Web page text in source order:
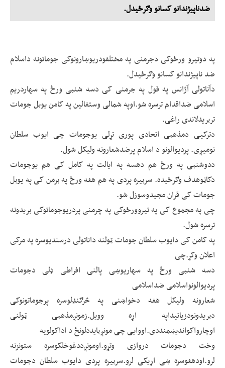
ضدناپیژندانو کسانو وګرځیدل.
په دوتیرو ورځوکی دجرمنی په مختلفودریوښارونوکی جوماتونه داسلام
ضد ناپیژندانو کسانو وګرځیدل.
دآناتولی آژانس په قول په جرمنی کی دسه شنبی ورځ په سهاردریم
اسلامی ضداقدام ترسره شو.اوپه شمالی وستفالین په کامن یوبل جومات
تربریدلاندی راغی.
دترکیی دمذهبی اتحادی پوری تړلی یوجومات چی ایوب سلطان
نومیږی. پردیوالونو د اسلام پرضدشعارونه ولیکل شول.
ددوشنبی په ورځ هم دهسه په ایالت په کامل کی هم یوجومات
دکاڼوهدف وګرځیده. سربیره پردی په هم هغه ورځ په برمن کی په یوبل
جومات کی قران مجیدوسوزل شو.
چی په مجموع کی په تیروورځوکی په چرمنی پردریوجوماتوکی بریدونه
ترسره شول.
په کامن کی دایوب سلطان جومات ټولنه داناتولی درسندیوسره په مرکی
اعلان وکړ.چی
دسه شنبی ورځ په سهاریوښی پالنی افراطی ډلی دجومات
پردیوالونواسلامی ضداسلامی
شعارونه ولیکل هغه دخواښنی په څرګنډلوسره پرجوماتونوکی
دبریدونودزیاتیداپه اړه وویل.زمونږمذهبی ټولنی
اوچارواکواندیښمنددی.اووایی چی مونږبایددلونځ د اداکولويه
وخت دجومات دروازی وتړو.اومونږددغوخلکوسره ستونزنه
لرو.اودهغوسره ښی اړیکی لرو.سربیره پردی دایوب سلطان دجومات